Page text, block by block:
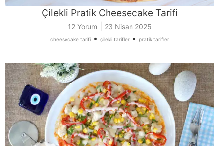
Çilekli Pratik Cheesecake Tarifi
12 Yorum 23 Nisan 2025
cheesecake tarifi• çilekli tarifler• pratik tarifler